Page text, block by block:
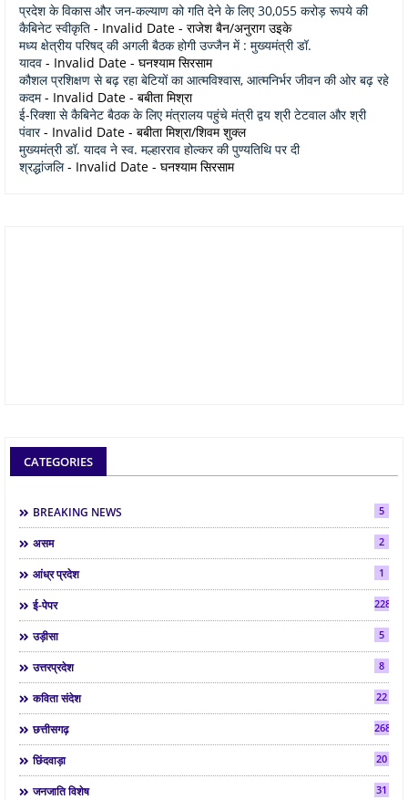
प्रदेश के विकास और जन-कल्याण को गति देने के लिए 30,055 करोड़ रूपये की
कैबिनेट स्वीकृति - Invalid Date - राजेश बैन/अनुराग उइके
मध्य क्षेत्रीय परिषद् की अगली बैठक होगी उज्जैन में : मुख्यमंत्री डॉ.
यादव - Invalid Date - घनश्याम सिरसाम
कौशल प्रशिक्षण से बढ़ रहा बेटियों का आत्मविश्वास, आत्मनिर्भर जीवन की ओर बढ़ रहे
कदम- Invalid Date - बबीता मिश्रा
ई-रिक्शा से कैबिनेट बैठक के लिए मंत्रालय पहुंचे मंत्री द्वय श्री टेटवाल और श्री
पंवार- Invalid Date - बबीता मिश्रा/शिवम शुक्ल
मुख्यमंत्री डॉ. यादव ने स्व. मल्हारराव होल्कर की पुण्यतिथि पर दी
श्रद्धांजलि- Invalid Date - घनश्याम सिरसाम
CATEGORIES
BREAKING NEWS 5
असम 2
आंध्र प्रदेश 1
ई-पेपर 2286
उड़ीसा 5
उत्तरप्रदेश 8
कविता संदेश 22
छत्तीसगढ़ 268
छिंदवाड़ा 20
जनजाति विशेष 31